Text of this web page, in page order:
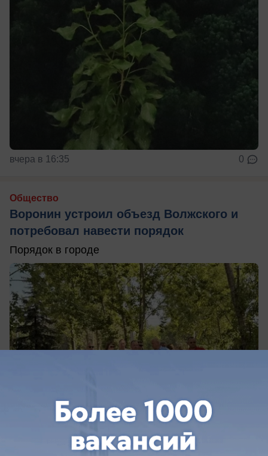
вчера в 16:35 0
Общество
Воронин устроил объезд Волжского и
потребовал навести порядок
Порядок в городе